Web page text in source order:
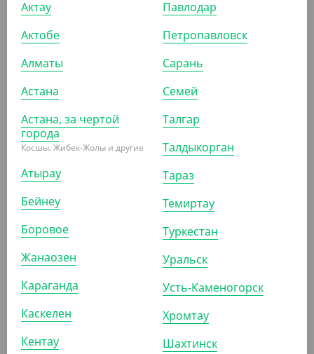
ПОХОЖИЕ ТОВАРЫ
(419.20₸
ШТ
АРТ. 42081
Актау
Актобе
Алматы
Астана
Астана, за чертой
города
Косшы, Жибек-Жолы и другие
Атырау
Бейнеу
Боровое
Жанаозен
Караганда
Каскелен
Кентау
Павлодар
Петропавловск
Сарань
Семей
Талгар
Талдыкорган
Тараз
Темиртау
Туркестан
Уральск
Усть-Каменогорск
Хромтау
Шахтинск